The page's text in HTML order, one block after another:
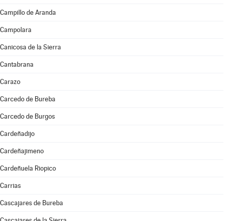
Campillo de Aranda
Campolara
Canicosa de la Sierra
Cantabrana
Carazo
Carcedo de Bureba
Carcedo de Burgos
Cardeñadijo
Cardeñajimeno
Cardeñuela Riopico
Carrias
Cascajares de Bureba